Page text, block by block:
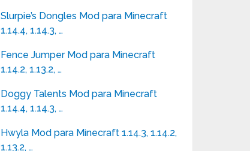
Slurpie’s Dongles Mod para Minecraft
1.14.4, 1.14.3, …
Fence Jumper Mod para Minecraft
1.14.2, 1.13.2, …
Doggy Talents Mod para Minecraft
1.14.4, 1.14.3, …
Hwyla Mod para Minecraft 1.14.3, 1.14.2,
1.13.2, …